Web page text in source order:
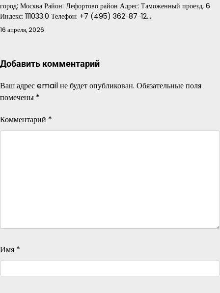
город: Москва Район: Лефортово район Адрес: Таможенный проезд, 6
Индекс: 111033.0 Телефон: +7 (495) 362‒87‒12…
16 апреля, 2026
Добавить комментарий
Ваш адрес email не будет опубликован. Обязательные поля
помечены *
Комментарий *
Имя *